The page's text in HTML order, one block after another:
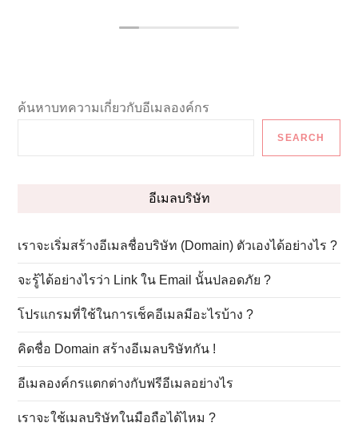
ค้นหาบทความเกี่ยวกับอีเมลองค์กร
SEARCH
อีเมลบริษัท
เราจะเริ่มสร้างอีเมลชื่อบริษัท (Domain) ตัวเองได้อย่างไร ?
จะรู้ได้อย่างไรว่า Link ใน Email นั้นปลอดภัย ?
โปรแกรมที่ใช้ในการเช็คอีเมลมีอะไรบ้าง ?
คิดชื่อ Domain สร้างอีเมลบริษัทกัน !
อีเมลองค์กรแตกต่างกับฟรีอีเมลอย่างไร
เราจะใช้เมลบริษัทในมือถือได้ไหม ?